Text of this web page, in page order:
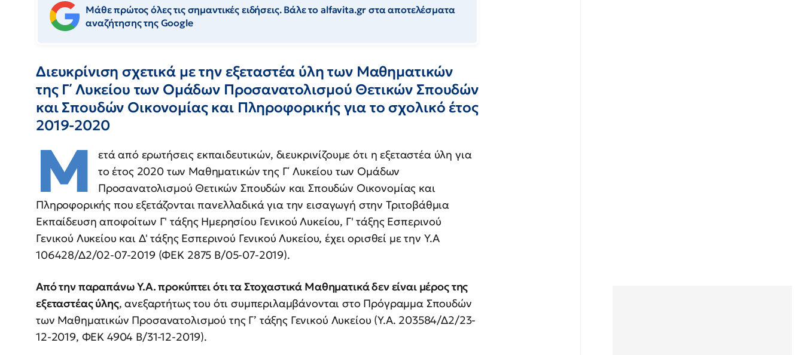
Μάθε πρώτος όλες τις σημαντικές ειδήσεις. Βάλε το alfavita.gr στα αποτελέσματα
αναζήτησης της Google
Διευκρίνιση σχετικά με την εξεταστέα ύλη των Μαθηματικών
της Γ΄ Λυκείου των Ομάδων Προσανατολισμού Θετικών Σπουδών
και Σπουδών Οικονομίας και Πληροφορικής για το σχολικό έτος
2019-2020
Μ
ετά από ερωτήσεις εκπαιδευτικών, διευκρινίζουμε ότι η εξεταστέα ύλη για
το έτος 2020 των Μαθηματικών της Γ΄ Λυκείου των Ομάδων
Προσανατολισμού Θετικών Σπουδών και Σπουδών Οικονομίας και
Πληροφορικής που εξετάζονται πανελλαδικά για την εισαγωγή στην Τριτοβάθμια
Εκπαίδευση αποφοίτων Γ' τάξης Ημερησίου Γενικού Λυκείου, Γ' τάξης Εσπερινού
Γενικού Λυκείου και Δ' τάξης Εσπερινού Γενικού Λυκείου, έχει ορισθεί με την Υ.Α
106428/Δ2/02-07-2019 (ΦΕΚ 2875 Β/05-07-2019).
Από την παραπάνω Υ.Α. προκύπτει ότι τα Στοχαστικά Μαθηματικά δεν είναι μέρος της
εξεταστέας ύλης, ανεξαρτήτως του ότι συμπεριλαμβάνονται στο Πρόγραμμα Σπουδών
των Μαθηματικών Προσανατολισμού της Γ’ τάξης Γενικού Λυκείου (Υ.Α. 203584/Δ2/23-
12-2019, ΦΕΚ 4904 Β/31-12-2019).